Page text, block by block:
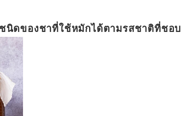
นิดของชาที่ใช้หมักได้ตามรสชาติที่ชอบ